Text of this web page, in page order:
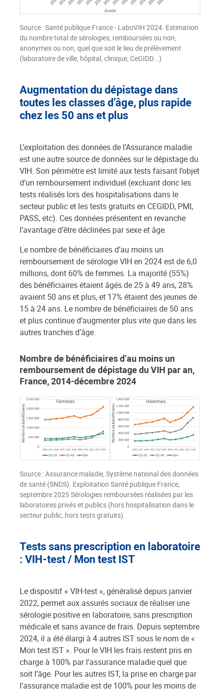
Source : Santé publique France - LaboVIH 2024. Estimation
du nombre total de sérologies, remboursées ou non,
anonymes ou non, quel que soit le lieu de prélèvement
(laboratoire de ville, hôpital, clinique, CeGIDD...)
Augmentation du dépistage dans
toutes les classes d’âge, plus rapide
chez les 50 ans et plus
L’exploitation des données de l’Assurance maladie
est une autre source de données sur le dépistage du
VIH. Son périmètre est limité aux tests faisant l’objet
d’un remboursement individuel (excluant donc les
tests réalisés lors des hospitalisations dans le
secteur public et les tests gratuits en CEGIDD, PMI,
PASS, etc). Ces données présentent en revanche
l’avantage d’être déclinées par sexe et âge.
Le nombre de bénéficiaires d’au moins un
remboursement de sérologie VIH en 2024 est de 6,0
millions, dont 60% de femmes. La majorité (55%)
des bénéficiaires étaient âgés de 25 à 49 ans, 28%
avaient 50 ans et plus, et 17% étaient des jeunes de
15 à 24 ans. Le nombre de bénéficiaires de 50 ans
et plus continue d’augmenter plus vite que dans les
autres tranches d’âge.
Nombre de bénéficiaires d’au moins un
remboursement de dépistage du VIH par an,
France, 2014-décembre 2024
Source : Assurance maladie, Système national des données
de santé (SNDS). Exploitation Santé publique France,
septembre 2025 Sérologies remboursées réalisées par les
laboratoires privés et publics (hors hospitalisation dans le
secteur public, hors tests gratuits).
Tests sans prescription en laboratoire
: VIH-test / Mon test IST
Le dispositif « VIH-test », généralisé depuis janvier
2022, permet aux assurés sociaux de réaliser une
sérologie positive en laboratoire, sans prescription
médicale et sans avance de frais. Depuis septembre
2024, il a été élargi à 4 autres IST sous le nom de «
Mon test IST ». Pour le VIH les frais restent pris en
charge à 100% par l’assurance maladie quel que
soit l’âge. Pour les autres IST, la prise en charge par
l’assurance maladie est de 100% pour les moins de